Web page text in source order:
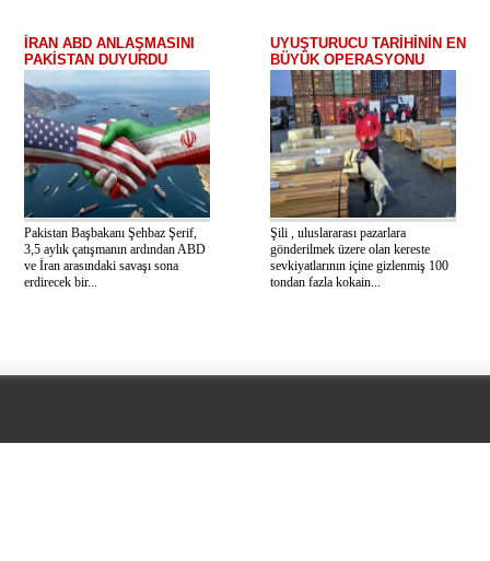
İRAN ABD ANLAŞMASINI
PAKİSTAN DUYURDU
Pakistan Başbakanı Şehbaz Şerif,
3,5 aylık çatışmanın ardından ABD
ve İran arasındaki savaşı sona
erdirecek bir...
UYUŞTURUCU TARİHİNİN EN
BÜYÜK OPERASYONU
Şili , uluslararası pazarlara
gönderilmek üzere olan kereste
sevkiyatlarının içine gizlenmiş 100
tondan fazla kokain...